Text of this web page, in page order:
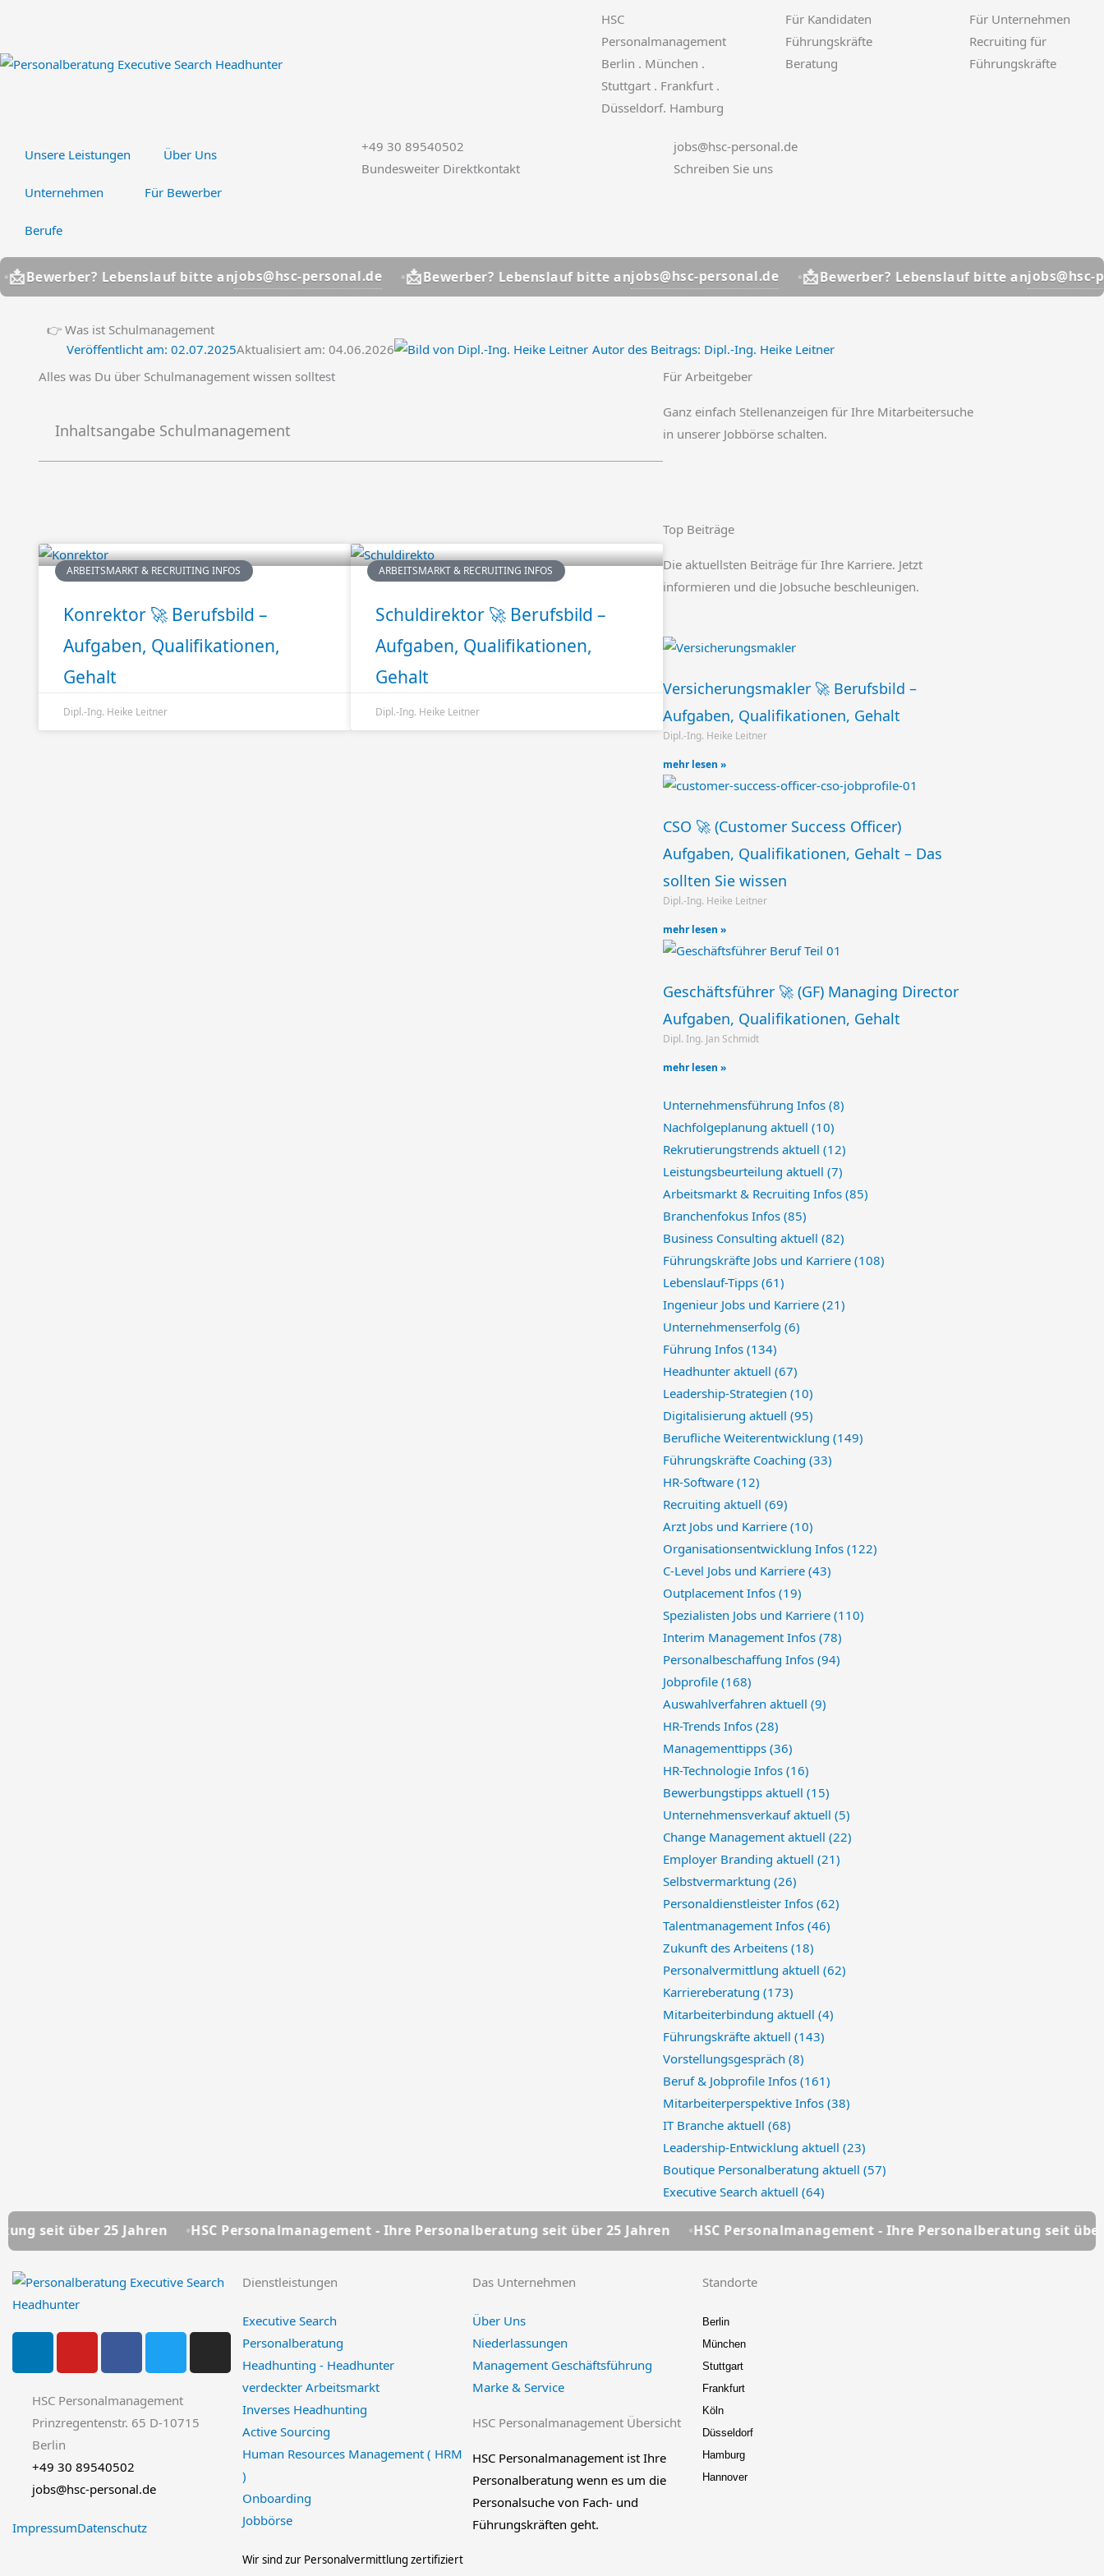
springen
HSC
Personalmanagement
Berlin . München .
Stuttgart . Frankfurt .
Düsseldorf. Hamburg
Für Kandidaten
Führungskräfte
Beratung
Für Unternehmen
Recruiting für
Führungskräfte
Unsere Leistungen Über Uns
Unternehmen Für Bewerber
Berufe
+49 30 89540502
Bundesweiter Direktkontakt
jobs@hsc-personal.de
Schreiben Sie uns
Lebenslauf bitte anjobs@hsc-personal.de 📩Bewerber? Lebenslauf bitte anjobs@hsc-personal.de 📩Bewerber? Lebenslauf bitte anjobs@hsc-
👉 Was ist Schulmanagement
Veröffentlicht am: 02.07.2025Aktualisiert am: 04.06.2026 Autor des Beitrags: Dipl.-Ing. Heike Leitner
Alles was Du über Schulmanagement wissen solltest
Inhaltsangabe Schulmanagement
ARBEITSMARKT & RECRUITING INFOS
Konrektor 🚀 Berufsbild –
Aufgaben, Qualifikationen,
Gehalt
Dipl.-Ing. Heike Leitner
ARBEITSMARKT & RECRUITING INFOS
Schuldirektor 🚀 Berufsbild –
Aufgaben, Qualifikationen,
Gehalt
Dipl.-Ing. Heike Leitner
Für Arbeitgeber
Ganz einfach Stellenanzeigen für Ihre Mitarbeitersuche
in unserer Jobbörse schalten.
Top Beiträge
Die aktuellsten Beiträge für Ihre Karriere. Jetzt
informieren und die Jobsuche beschleunigen.
Versicherungsmakler 🚀 Berufsbild –
Aufgaben, Qualifikationen, Gehalt
Dipl.-Ing. Heike Leitner
mehr lesen »
CSO 🚀 (Customer Success Officer)
Aufgaben, Qualifikationen, Gehalt – Das
sollten Sie wissen
Dipl.-Ing. Heike Leitner
mehr lesen »
Geschäftsführer 🚀 (GF) Managing Director
Aufgaben, Qualifikationen, Gehalt
Dipl. Ing. Jan Schmidt
mehr lesen »
Unternehmensführung Infos (8)
Nachfolgeplanung aktuell (10)
Rekrutierungstrends aktuell (12)
Leistungsbeurteilung aktuell (7)
Arbeitsmarkt & Recruiting Infos (85)
Branchenfokus Infos (85)
Business Consulting aktuell (82)
Führungskräfte Jobs und Karriere (108)
Lebenslauf-Tipps (61)
Ingenieur Jobs und Karriere (21)
Unternehmenserfolg (6)
Führung Infos (134)
Headhunter aktuell (67)
Leadership-Strategien (10)
Digitalisierung aktuell (95)
Berufliche Weiterentwicklung (149)
Führungskräfte Coaching (33)
HR-Software (12)
Recruiting aktuell (69)
Arzt Jobs und Karriere (10)
Organisationsentwicklung Infos (122)
C-Level Jobs und Karriere (43)
Outplacement Infos (19)
Spezialisten Jobs und Karriere (110)
Interim Management Infos (78)
Personalbeschaffung Infos (94)
Jobprofile (168)
Auswahlverfahren aktuell (9)
HR-Trends Infos (28)
Managementtipps (36)
HR-Technologie Infos (16)
Bewerbungstipps aktuell (15)
Unternehmensverkauf aktuell (5)
Change Management aktuell (22)
Employer Branding aktuell (21)
Selbstvermarktung (26)
Personaldienstleister Infos (62)
Talentmanagement Infos (46)
Zukunft des Arbeitens (18)
Personalvermittlung aktuell (62)
Karriereberatung (173)
Mitarbeiterbindung aktuell (4)
Führungskräfte aktuell (143)
Vorstellungsgespräch (8)
Beruf & Jobprofile Infos (161)
Mitarbeiterperspektive Infos (38)
IT Branche aktuell (68)
Leadership-Entwicklung aktuell (23)
Boutique Personalberatung aktuell (57)
Executive Search aktuell (64)
25 Jahren HSC Personalmanagement - Ihre Personalberatung seit über 25 Jahren HSC Personalmanagement - Ihre Personalberatung seit über 25 Jahren
L
n
k
e
d
i
n
Y
u
t
u
e
F
c
e
b
o
k
f
T
i
t
t
I
s
HSC Personalmanagement
Prinzregentenstr. 65 D-10715
Berlin
+49 30 89540502
jobs@hsc-personal.de
ImpressumDatenschutz
Dienstleistungen
Executive Search
Personalberatung
Headhunting - Headhunter
verdeckter Arbeitsmarkt
Inverses Headhunting
Active Sourcing
Human Resources Management ( HRM
)
Onboarding
Jobbörse
Wir sind zur Personalvermittlung zertifiziert
Das Unternehmen
Über Uns
Niederlassungen
Management Geschäftsführung
Marke & Service
HSC Personalmanagement Übersicht
HSC Personalmanagement ist Ihre
Personalberatung wenn es um die
Personalsuche von Fach- und
Führungskräften geht.
Standorte
Berlin
München
Stuttgart
Frankfurt
Köln
Düsseldorf
Hamburg
Hannover